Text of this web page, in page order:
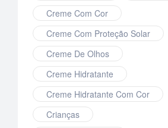
Creme Com Cor
Creme Com Proteção Solar
Creme De Olhos
Creme Hidratante
Creme Hidratante Com Cor
Crianças